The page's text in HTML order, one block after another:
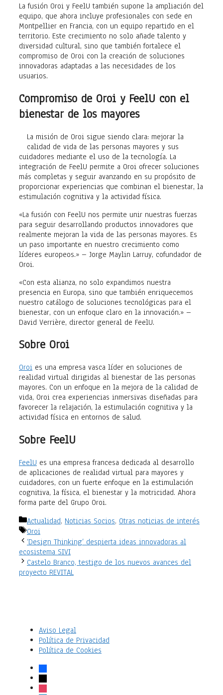
La fusión Oroi y FeelU también supone la ampliación del
equipo, que ahora incluye profesionales con sede en
Montpellier en Francia, con un equipo repartido en el
territorio. Este crecimiento no solo añade talento y
diversidad cultural, sino que también fortalece el
compromiso de Oroi con la creación de soluciones
innovadoras adaptadas a las necesidades de los
usuarios.
Compromiso de Oroi y FeelU con el
bienestar de los mayores
La misión de Oroi sigue siendo clara: mejorar la
calidad de vida de las personas mayores y sus
cuidadores mediante el uso de la tecnología. La
integración de FeelU permite a Oroi ofrecer soluciones
más completas y seguir avanzando en su propósito de
proporcionar experiencias que combinan el bienestar, la
estimulación cognitiva y la actividad física.
«La fusión con FeelU nos permite unir nuestras fuerzas
para seguir desarrollando productos innovadores que
realmente mejoran la vida de las personas mayores. Es
un paso importante en nuestro crecimiento como
líderes europeos.» – Jorge Maylin Larruy, cofundador de
Oroi.
«Con esta alianza, no solo expandimos nuestra
presencia en Europa, sino que también enriquecemos
nuestro catálogo de soluciones tecnológicas para el
bienestar, con un enfoque claro en la innovación.» –
David Verrière, director general de FeelU.
Sobre Oroi
Oroi es una empresa vasca líder en soluciones de
realidad virtual dirigidas al bienestar de las personas
mayores. Con un enfoque en la mejora de la calidad de
vida, Oroi crea experiencias inmersivas diseñadas para
favorecer la relajación, la estimulación cognitiva y la
actividad física en entornos de salud.
Sobre FeelU
FeelU es una empresa francesa dedicada al desarrollo
de aplicaciones de realidad virtual para mayores y
cuidadores, con un fuerte enfoque en la estimulación
cognitiva, la física, el bienestar y la motricidad. Ahora
forma parte del Grupo Oroi.
Categorías
Actualidad, Noticias Socios, Otras noticias de interés
Etiquetas
Oroi
‘Design Thinking’ despierta ideas innovadoras al
ecosistema SIVI
Castelo Branco, testigo de los nuevos avances del
proyecto REVITAL
Aviso Legal
Política de Privacidad
Política de Cookies
facebook
x
instagram